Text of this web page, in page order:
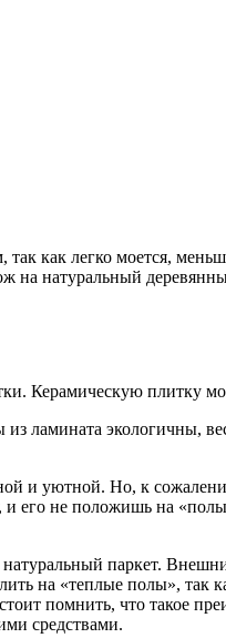
как легко моется,
натуральный
Керамическую плитку
ламината экологичны,
и уютной. Но, к
его не положишь на
паркет.
на «теплые полы», так
помнить, что такое
средствами.